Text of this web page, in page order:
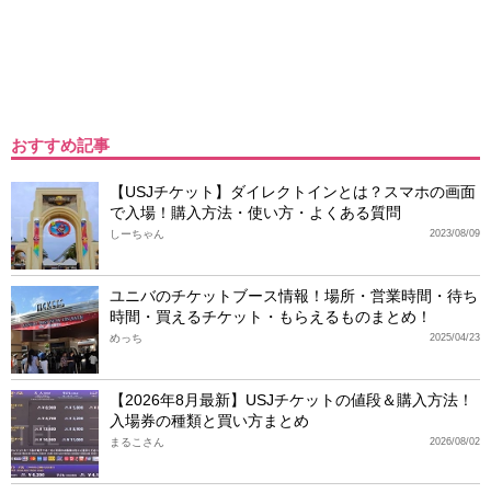
おすすめ記事
【USJチケット】ダイレクトインとは？スマホの画面
で入場！購入方法・使い方・よくある質問
2023/08/09
しーちゃん
ユニバのチケットブース情報！場所・営業時間・待ち
時間・買えるチケット・もらえるものまとめ！
2025/04/23
めっち
【2026年8月最新】USJチケットの値段＆購入方法！
入場券の種類と買い方まとめ
2026/08/02
まるこさん